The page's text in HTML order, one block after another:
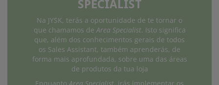
SPECIALIST
Na JYSK, terás a oportunidade de te tornar o
que chamamos de Area Specialist. Isto significa
que, além dos conhecimentos gerais de todos
os Sales Assistant, também aprenderás, de
forma mais aprofundada, sobre uma das áreas
de produtos da tua loja